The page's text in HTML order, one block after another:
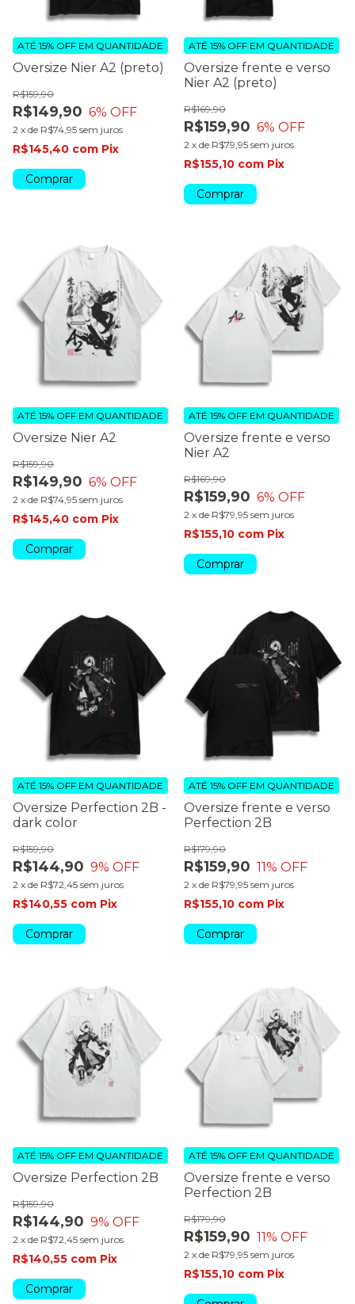
Oversize Nier A2 (preto)
R$149,90
R$159,90
6% OFF
2 x de R$74,95 sem juros
ATÉ 15% OFF EM QUANTIDADE
R$145,40 com Pix
Comprar
Oversize frente e verso
Nier A2 (preto)
R$159,90
R$169,90
6% OFF
2 x de R$79,95 sem juros
ATÉ 15% OFF EM QUANTIDADE
R$155,10 com Pix
Comprar
Oversize Nier A2
R$149,90
R$159,90
6% OFF
2 x de R$74,95 sem juros
ATÉ 15% OFF EM QUANTIDADE
R$145,40 com Pix
Comprar
Oversize frente e verso
Nier A2
R$159,90
R$169,90
6% OFF
2 x de R$79,95 sem juros
ATÉ 15% OFF EM QUANTIDADE
R$155,10 com Pix
Comprar
Oversize Perfection 2B -
dark color
R$144,90
R$159,90
9% OFF
2 x de R$72,45 sem juros
ATÉ 15% OFF EM QUANTIDADE
R$140,55 com Pix
Comprar
Oversize frente e verso
Perfection 2B
R$159,90
R$179,90
11% OFF
2 x de R$79,95 sem juros
ATÉ 15% OFF EM QUANTIDADE
R$155,10 com Pix
Comprar
Oversize Perfection 2B
R$144,90
R$159,90
9% OFF
2 x de R$72,45 sem juros
ATÉ 15% OFF EM QUANTIDADE
R$140,55 com Pix
Comprar
Oversize frente e verso
Perfection 2B
R$159,90
R$179,90
11% OFF
2 x de R$79,95 sem juros
ATÉ 15% OFF EM QUANTIDADE
R$155,10 com Pix